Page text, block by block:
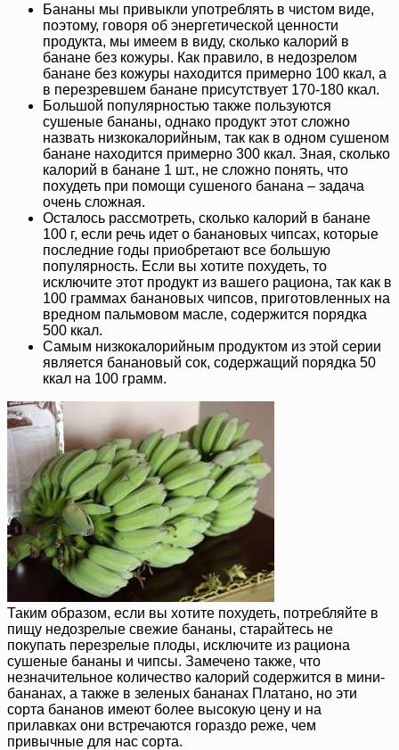
Бананы мы привыкли употреблять в чистом виде,
поэтому, говоря об энергетической ценности
продукта, мы имеем в виду, сколько калорий в
банане без кожуры. Как правило, в недозрелом
банане без кожуры находится примерно 100 ккал, а
в перезревшем банане присутствует 170-180 ккал.
Большой популярностью также пользуются
сушеные бананы, однако продукт этот сложно
назвать низкокалорийным, так как в одном сушеном
банане находится примерно 300 ккал. Зная, сколько
калорий в банане 1 шт., не сложно понять, что
похудеть при помощи сушеного банана – задача
очень сложная.
Осталось рассмотреть, сколько калорий в банане
100 г, если речь идет о банановых чипсах, которые
последние годы приобретают все большую
популярность. Если вы хотите похудеть, то
исключите этот продукт из вашего рациона, так как в
100 граммах банановых чипсов, приготовленных на
вредном пальмовом масле, содержится порядка
500 ккал.
Самым низкокалорийным продуктом из этой серии
является банановый сок, содержащий порядка 50
ккал на 100 грамм.
Таким образом, если вы хотите похудеть, потребляйте в
пищу недозрелые свежие бананы, старайтесь не
покупать перезрелые плоды, исключите из рациона
сушеные бананы и чипсы. Замечено также, что
незначительное количество калорий содержится в мини-
бананах, а также в зеленых бананах Платано, но эти
сорта бананов имеют более высокую цену и на
прилавках они встречаются гораздо реже, чем
привычные для нас сорта.